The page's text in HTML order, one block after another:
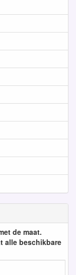
de maat.
alle beschikbare